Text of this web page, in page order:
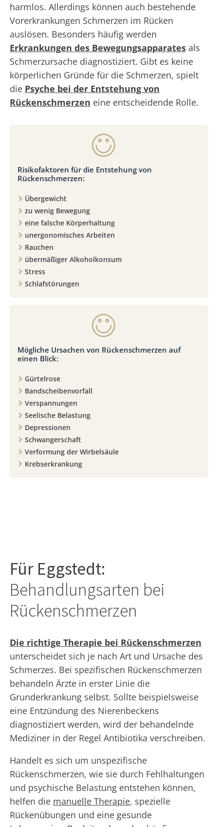
harmlos. Allerdings können auch bestehende
Vorerkrankungen Schmerzen im Rücken
auslösen. Besonders häufig werden
Erkrankungen des Bewegungsapparates als
Schmerzursache diagnostiziert. Gibt es keine
körperlichen Gründe für die Schmerzen, spielt
die Psyche bei der Entstehung von
Rückenschmerzen eine entscheidende Rolle.
Risikofaktoren für die Entstehung von
Rückenschmerzen:
Übergewicht
zu wenig Bewegung
eine falsche Körperhaltung
unergonomisches Arbeiten
Rauchen
übermäßiger Alkoholkonsum
Stress
Schlafstörungen
Mögliche Ursachen von Rückenschmerzen auf
einen Blick:
Gürtelrose
Bandscheibenvorfall
Verspannungen
Seelische Belastung
Depressionen
Schwangerschaft
Verformung der Wirbelsäule
Krebserkrankung
Für Eggstedt:
Behandlungsarten bei
Rückenschmerzen
Die richtige Therapie bei Rückenschmerzen
unterscheidet sich je nach Art und Ursache des
Schmerzes. Bei spezifischen Rückenschmerzen
behandeln Ärzte in erster Linie die
Grunderkrankung selbst. Sollte beispielsweise
eine Entzündung des Nierenbeckens
diagnostiziert werden, wird der behandelnde
Mediziner in der Regel Antibiotika verschreiben.
Handelt es sich um unspezifische
Rückenschmerzen, wie sie durch Fehlhaltungen
und psychische Belastung entstehen können,
helfen die manuelle Therapie, spezielle
Rückenübungen und eine gesunde